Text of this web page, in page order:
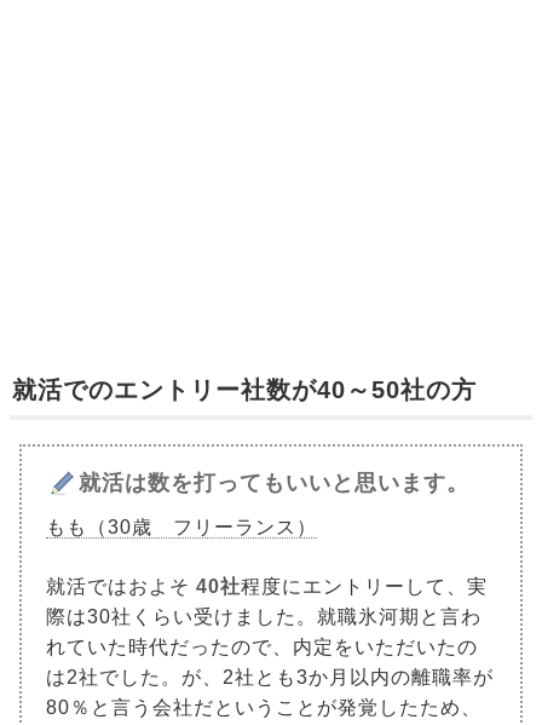
就活でのエントリー社数が40～50社の方
就活は数を打ってもいいと思います。
もも（30歳 フリーランス）
就活ではおよそ 40社程度にエントリーして、実
際は30社くらい受けました。就職氷河期と言わ
れていた時代だったので、内定をいただいたの
は2社でした。が、2社とも3か月以内の離職率が
80％と言う会社だということが発覚したため、